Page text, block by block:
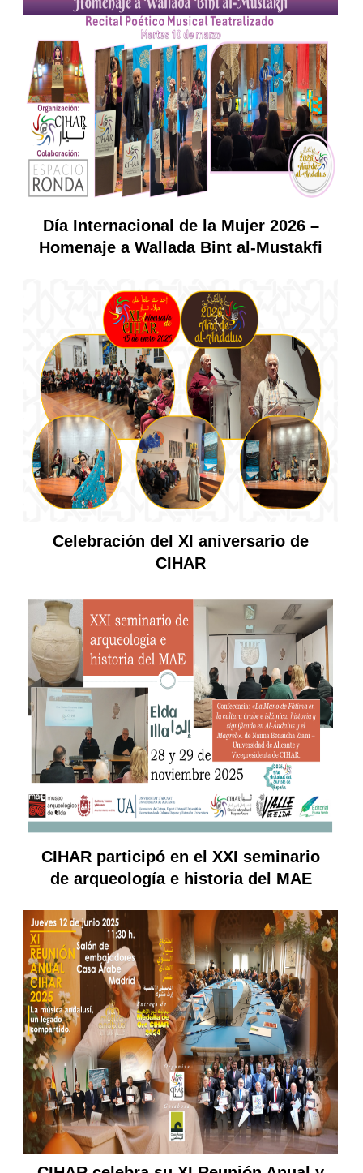
Día Internacional de la Mujer 2026 –
Homenaje a Wallada Bint al-Mustakfi
Celebración del XI aniversario de
CIHAR
CIHAR participó en el XXI seminario
de arqueología e historia del MAE